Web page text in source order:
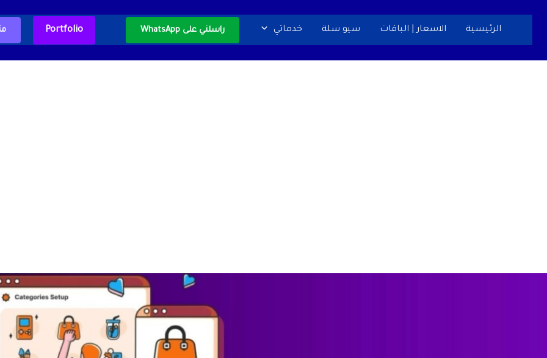
المحتوى
الرئيسية الاسعار | الباقات سيو سلة خدماتي راسلني على WhatsApp Portfolio